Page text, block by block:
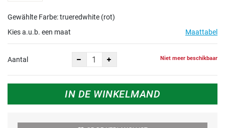
Gewählte Farbe: trueredwhite (rot)
Kies a.u.b. een maat
Maattabel
Aantal Niet meer beschikbaar
IN DE WINKELMAND